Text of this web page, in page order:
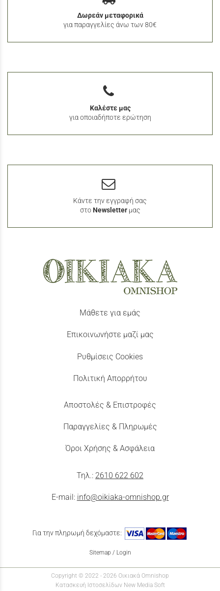
Δωρεάν μεταφορικά
για παραγγελίες άνω των 80€
Καλέστε μας
για οποιαδήποτε ερώτηση
Κάντε την εγγραφή σας
στο Newsletterμας
Μάθετε για εμάς
Επικοινωνήστε μαζί μας
Ρυθμίσεις Cookies
Πολιτική Απορρήτου
Αποστολές & Επιστροφές
Παραγγελίες & Πληρωμές
Όροι Χρήσης & Ασφάλεια
Τηλ.: 2610 622 602
E-mail: info@oikiaka-omnishop.gr
Για την πληρωμή δεχόμαστε:
Sitemap / Login
Copyright © 2022 - 2026 Οικιακά Omnishop
Κατασκευή Ιστοσελίδων New Media Soft